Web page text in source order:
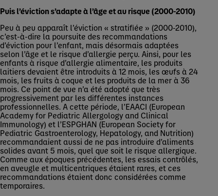
Puis l’éviction s’adapte à l’âge et au risque (2000-2010)
Peu à peu apparaît l’éviction « stratifiée » (2000-2010),
c’est-à-dire la poursuite des recommandations
d’éviction pour l’enfant, mais désormais adaptées
selon l’âge et le risque d’allergie perçu. Ainsi, pour les
enfants à risque d’allergie alimentaire, les produits
laitiers devaient être introduits à 12 mois, les œufs à 24
mois, les fruits à coque et les produits de la mer à 36
mois. Ce point de vue n’a été adopté que très
progressivement par les différentes instances
professionnelles. A cette période, l’EAACI (European
Academy for Pediatric Allergology and Clinical
Immunology) et l’ESPGHAN (European Society for
Pediatric Gastroenterology, Hepatology, and Nutrition)
recommandaient aussi de ne pas introduire d’aliments
solides avant 5 mois, quel que soit le risque allergique.
Comme aux époques précédentes, les essais contrôlés,
en aveugle et multicentriques étaient rares, et ces
recommandations étaient donc considérées comme
temporaires.